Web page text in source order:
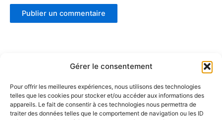
Gérer le consentement
Pour offrir les meilleures expériences, nous utilisons des technologies
telles que les cookies pour stocker et/ou accéder aux informations des
appareils. Le fait de consentir à ces technologies nous permettra de
traiter des données telles que le comportement de navigation ou les ID
Partenaires :